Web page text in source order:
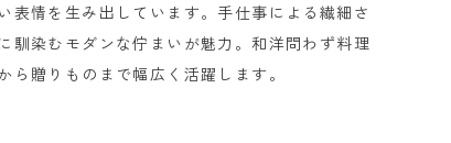
表情を生み出しています。手仕事による繊細さ
馴染むモダンな佇まいが魅力。和洋問わず料理
ら贈りものまで幅広く活躍します。